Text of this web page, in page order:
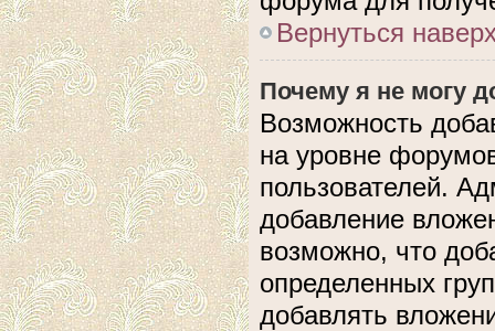
Вернуться
Почему я не могу
Возможность
на уровне
пользователей.
добавление
возможно, что
определенных
добавлять